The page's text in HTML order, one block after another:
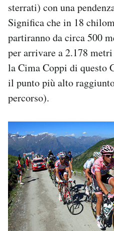
sterrati) con una
Significa che in 18
partiranno da circa 500
per arrivare a 2.178
la Cima Coppi di questo
il punto più alto
percorso).